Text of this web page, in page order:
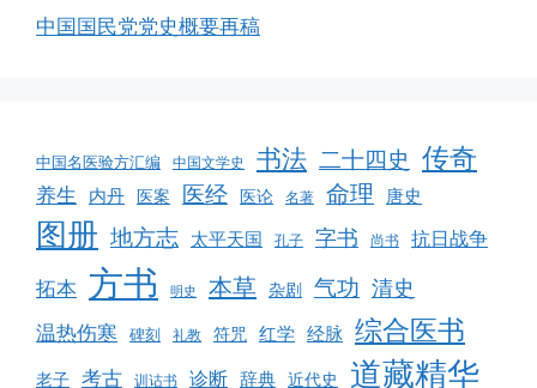
中国国民党党史概要再稿
中国名医验方汇编 中国文学史 书法 二十四史 传奇
养生 内丹 医案 医经 医论 名著 命理 唐史
图册 地方志 太平天国 孔子 字书 尚书 抗日战争
拓本 方书 明史 本草 杂剧 气功 清史
温热伤寒 碑刻 礼教 符咒 红学 经脉 综合医书
老子 考古 训诂书 诊断 辞典 近代史 道藏精华